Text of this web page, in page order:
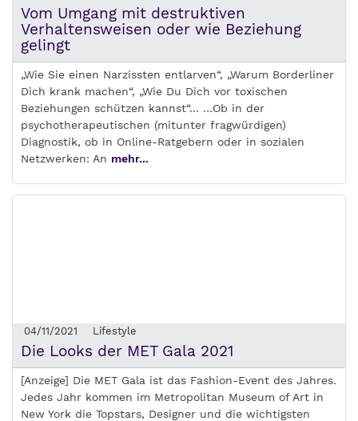
Vom Umgang mit destruktiven
Verhaltensweisen oder wie Beziehung
gelingt
„Wie Sie einen Narzissten entlarven“, „Warum Borderliner
Dich krank machen“, „Wie Du Dich vor toxischen
Beziehungen schützen kannst“… …Ob in der
psychotherapeutischen (mitunter fragwürdigen)
Diagnostik, ob in Online-Ratgebern oder in sozialen
Netzwerken: An mehr...
04/11/2021 Lifestyle
Die Looks der MET Gala 2021
[Anzeige] Die MET Gala ist das Fashion-Event des Jahres.
Jedes Jahr kommen im Metropolitan Museum of Art in
New York die Topstars, Designer und die wichtigsten